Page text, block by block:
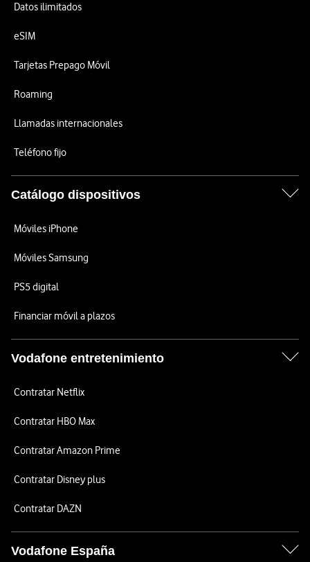
Datos ilimitados
eSIM
Tarjetas Prepago Móvil
Roaming
Llamadas internacionales
Teléfono fijo
Catálogo dispositivos
Móviles iPhone
Móviles Samsung
PS5 digital
Financiar móvil a plazos
Vodafone entretenimiento
Contratar Netflix
Contratar HBO Max
Contratar Amazon Prime
Contratar Disney plus
Contratar DAZN
Vodafone España